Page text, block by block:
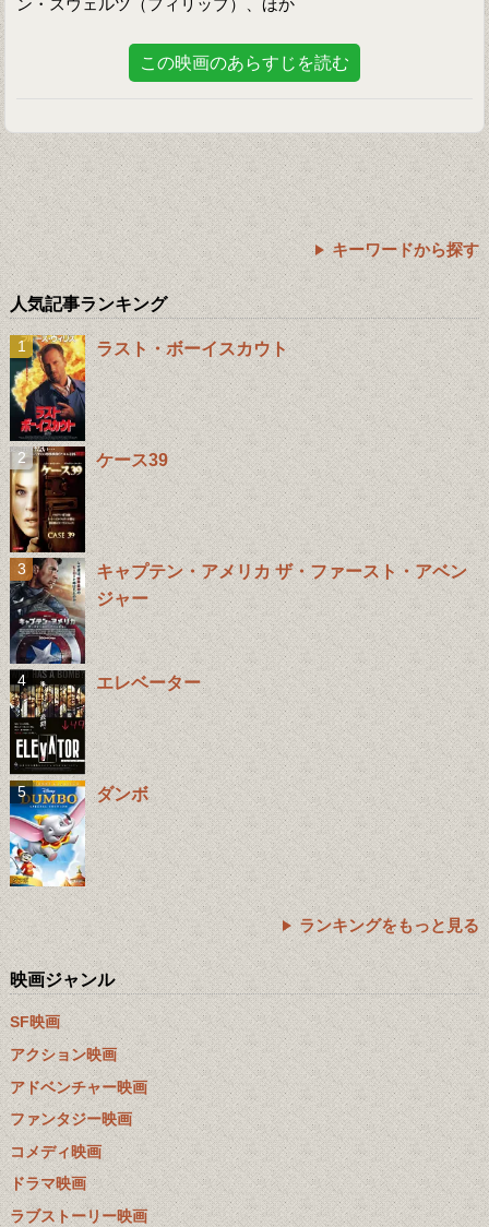
ン・スウェルツ（フィリップ）、ほか
この映画のあらすじを読む
キーワードから探す
人気記事ランキング
ラスト・ボーイスカウト
ケース39
キャプテン・アメリカ ザ・ファースト・アベン
ジャー
エレベーター
ダンボ
ランキングをもっと見る
映画ジャンル
SF映画
アクション映画
アドベンチャー映画
ファンタジー映画
コメディ映画
ドラマ映画
ラブストーリー映画